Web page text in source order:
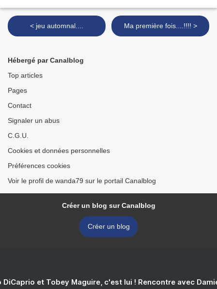
< jeu automnal.... Ma première fois....!!!! >
Hébergé par Canalblog
Top articles
Pages
Contact
Signaler un abus
C.G.U.
Cookies et données personnelles
Préférences cookies
Voir le profil de wanda79 sur le portail Canalblog
Créer un blog sur Canalblog
Créer un blog
DiCaprio et Tobey Maguire, c'est lui ! Rencontre avec